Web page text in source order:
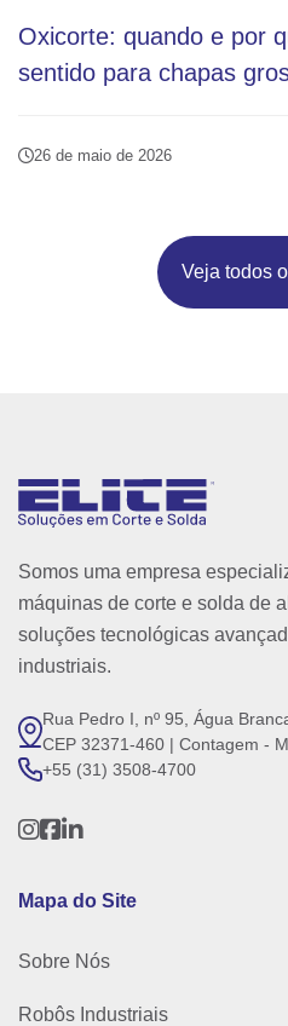
Veja todos
Oxicorte: quando e por
sentido para chapas
26 de maio de 2026
Somos uma empresa
máquinas de corte e solda de
soluções tecnológicas
industriais.
Rua Pedro I, nº 95, Água
CEP 32371-460 | Contagem -
+55 (31) 3508-4700
Mapa do Site
Sobre Nós
Robôs Industriais